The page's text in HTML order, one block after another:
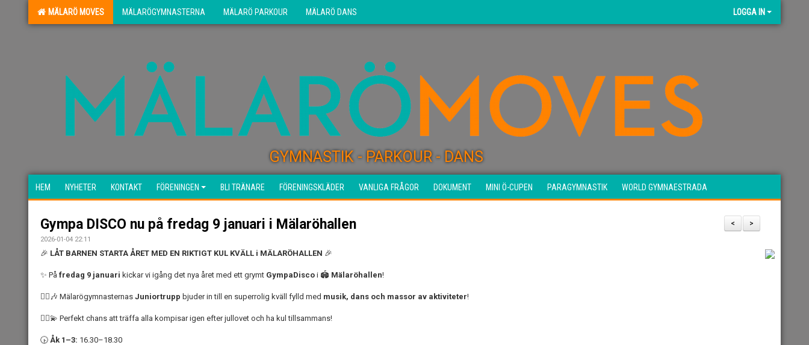
MÄLARÖ MOVES MÄLARÖGYMNASTERNA MÄLARÖ PARKOUR MÄLARÖ DANS LOGGA IN
GYMNASTIK - PARKOUR - DANS
HEM NYHETER KONTAKT FÖRENINGEN BLI TRÄNARE FÖRENINGSKLÄDER VANLIGA FRÅGOR DOKUMENT MINI Ö-CUPEN PARAGYMNASTIK WORLD GYMNAESTRADA
>
<
Gympa DISCO nu på fredag 9 januari i Mälaröhallen
2026-01-04 22:11
🎉 LÅT BARNEN STARTA ÅRET MED EN RIKTIGT KUL KVÄLL i MÄLARÖHALLEN 🎉
✨ På fredag 9 januari kickar vi igång det nya året med ett grymt GympaDisco i 🏟️ Mälaröhallen!
🤸‍♀️🎶 Mälarögymnasternas Juniortrupp bjuder in till en superrolig kväll fylld med musik, dans och massor av aktiviteter!
👯‍♂️💫 Perfekt chans att träffa alla kompisar igen efter jullovet och ha kul tillsammans!
🕟 Åk 1–3: 16.30–18.30